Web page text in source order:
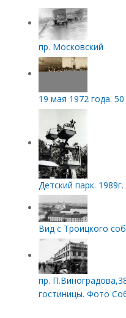
пр. Московский
19 мая 1972 года.
Детский парк. 1989г.
Вид с Троицкого
пр.
гостиницы. Фото